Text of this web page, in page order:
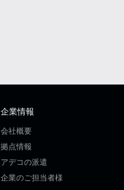
企業情報
会社概要
拠点情報
アデコの派遣
企業のご担当者様